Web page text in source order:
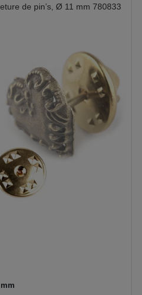
de pin’s, Ø 11 mm 780833